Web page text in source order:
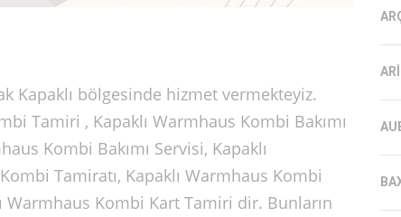
Kapaklı bölgesinde hizmet vermekteyiz.
Tamiri , Kapaklı Warmhaus Kombi Bakımı
Kombi Bakımı Servisi, Kapaklı
Tamiratı, Kapaklı Warmhaus Kombi
Warmhaus Kombi Kart Tamiri dir. Bunların